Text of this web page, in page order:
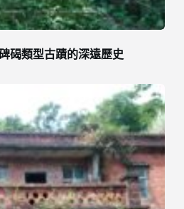
碣類型古蹟的深遠歷史